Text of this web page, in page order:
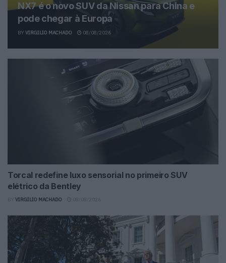
NX7 é o novo SUV da Nissan para China e
pode chegar à Europa
BY VIRGILIO MACHADO 08/08/2026
Torcal redefine luxo sensorial no primeiro SUV
elétrico da Bentley
VIRGILIO MACHADO